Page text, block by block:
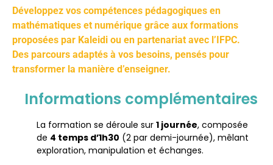
Développez vos compétences pédagogiques en
mathématiques et numérique grâce aux formations
proposées par Kaleidi ou en partenariat avec l’IFPC.
Des parcours adaptés à vos besoins, pensés pour
transformer la manière d’enseigner.
Informations complémentaires
La formation se déroule sur 1 journée, composée
de 4 temps d’1h30 (2 par demi-journée), mêlant
exploration, manipulation et échanges.